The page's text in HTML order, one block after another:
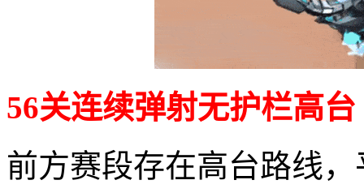
56关连续弹射无护栏高台
前方赛段存在高台路线